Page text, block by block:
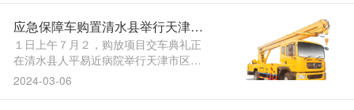
应急保障车购置清水县举行天津市
区援帮清水县医疗机构当急保障车
辆购放项目交车典礼
１日上午７月２，购放项目交车典礼正
在清水县人平易近病院举行天津市区援
帮清水县医疗机构当急保障车辆湖北应
2024-03-06